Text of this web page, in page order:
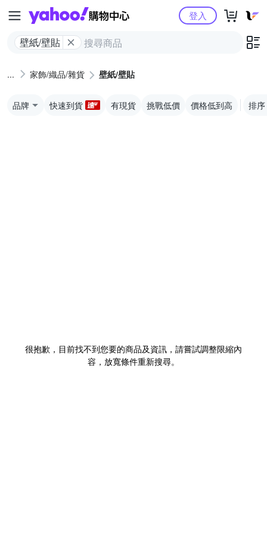
Yahoo購物中心
壁紙/壁貼
登入
家飾/織品/雜貨 壁紙/壁貼
品牌 快速到貨 有現貨 挑戰低價 價格低到高 排序
很抱歉，目前找不到您要的商品及資訊，請嘗試調整限縮內
容，放寬條件重新搜尋。